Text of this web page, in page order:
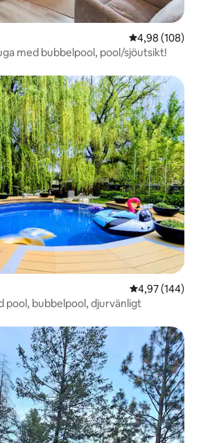
4,98 av 5 i
4,98 (108)
med bubbelpool, pool/sjöutsikt!
4,97 av 5 i
4,97 (144)
pool, bubbelpool, djurvänligt